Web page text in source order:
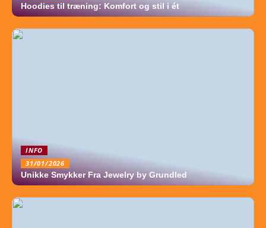
Hoodies til træning: Komfort og stil i ét
INFO
31/01/2026
Unikke Smykker Fra Jewelry by Grundled